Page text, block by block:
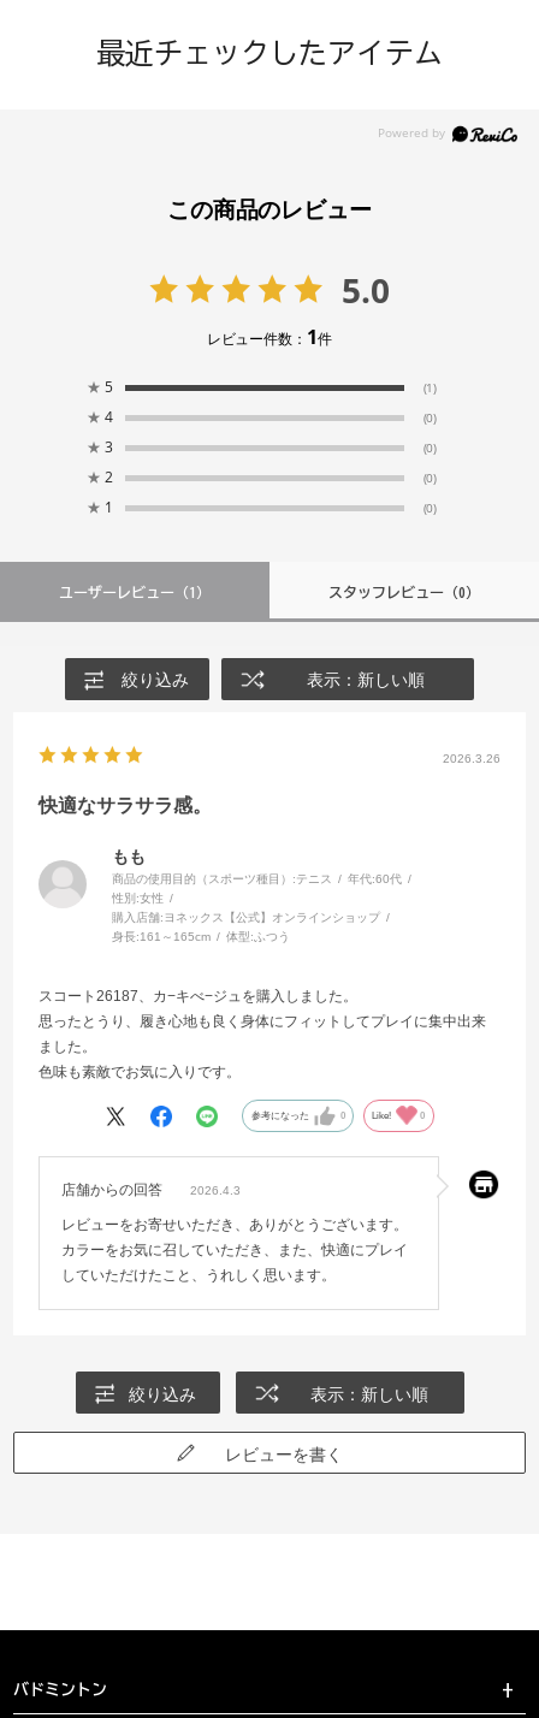
最近チェックしたアイテム
この商品のレビュー
5.0
レビュー件数： 1件
★ 5 (1)
★ 4 (0)
★ 3 (0)
★ 2 (0)
★ 1 (0)
ユーザーレビュー （1） スタッフレビュー（0）
絞り込み 表示：新しい順
2026.3.26
快適なサラサラ感。
もも
商品の使用目的（スポーツ種目）:テニス 年代:60代
性別:女性
購入店舗:ヨネックス【公式】オンラインショップ
身長:161～165cm 体型:ふつう
スコート26187、カ−キべ−ジュを購入しました。
思ったとうり、履き心地も良く身体にフィットしてプレイに集中出来
ました。
色味も素敵でお気に入りです。
参考になった 0 Like! 0
店舗からの回答 2026.4.3
レビューをお寄せいただき、ありがとうございます。
カラーをお気に召していただき、また、快適にプレイ
していただけたこと、うれしく思います。
絞り込み 表示：新しい順
レビューを書く
バドミントン